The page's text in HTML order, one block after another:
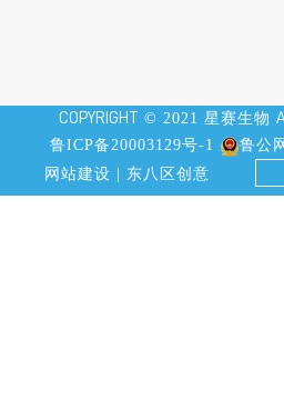
COPYRIGHT © 2021 星赛生物
鲁ICP备20003129号-1
鲁公
网站建设 | 东八区创意